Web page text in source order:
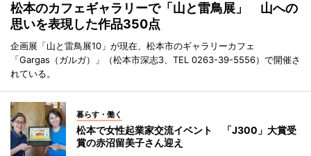
松本のカフェギャラリーで「山と雷鳥展」 山への
思いを表現した作品350点
企画展「山と雷鳥展10」が現在、松本市のギャラリーカフェ
「Gargas（ガルガ）」（松本市深志3、TEL 0263-39-5556）で開催さ
れている。
暮らす・働く
松本で女性起業家交流イベント 「J300」大賞受
賞の赤沼留美子さん迎え